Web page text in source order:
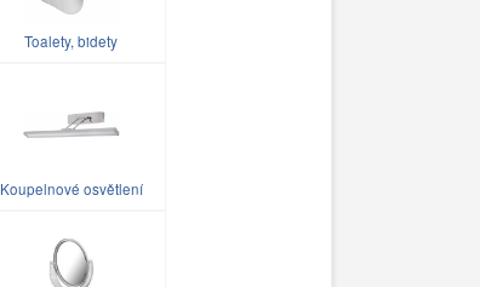
Toalety, bidety
Koupelnové osvětlení